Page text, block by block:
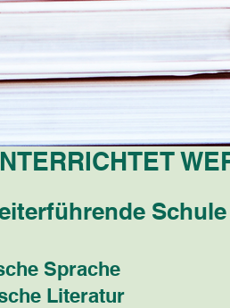
Schule
Sprache
Literatur